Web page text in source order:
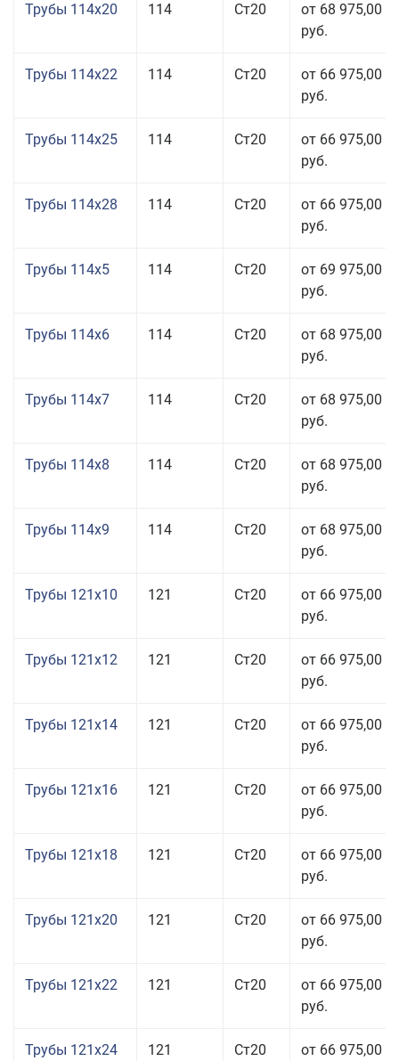
Трубы 114x20 114 Ст20
от 68 975,00
руб.
Трубы 114x22 114 Ст20
от 66 975,00
руб.
Трубы 114x25 114 Ст20
от 66 975,00
руб.
Трубы 114x28 114 Ст20
от 66 975,00
руб.
Трубы 114x5 114 Ст20
от 69 975,00
руб.
Трубы 114x6 114 Ст20
от 68 975,00
руб.
Трубы 114x7 114 Ст20
от 68 975,00
руб.
Трубы 114x8 114 Ст20
от 68 975,00
руб.
Трубы 114x9 114 Ст20
от 68 975,00
руб.
Трубы 121x10 121 Ст20
от 66 975,00
руб.
Трубы 121x12 121 Ст20
от 66 975,00
руб.
Трубы 121x14 121 Ст20
от 66 975,00
руб.
Трубы 121x16 121 Ст20
от 66 975,00
руб.
Трубы 121x18 121 Ст20
от 66 975,00
руб.
Трубы 121x20 121 Ст20
от 66 975,00
руб.
Трубы 121x22 121 Ст20
от 66 975,00
руб.
Трубы 121x24 121 Ст20 от 66 975,00